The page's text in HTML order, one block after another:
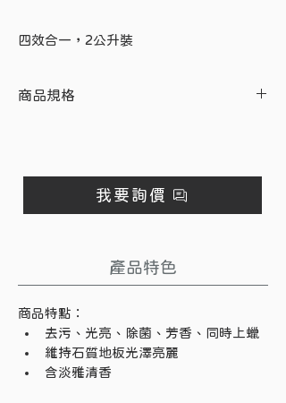
四效合一，2公升裝
商品規格
我要詢價
產品特色
商品特點：
去污、光亮、除菌、芳香、同時上蠟
維持石質地板光澤亮麗
含淡雅清香